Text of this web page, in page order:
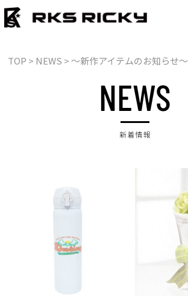
TOP > NEWS > 〜新作アイテムのお知らせ〜